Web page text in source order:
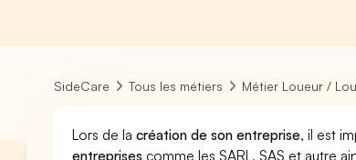
SideCare Tous les métiers Métier Loueur /
Lors de lacréation de son entreprise, il est
entreprises comme les SARL, SAS et autre